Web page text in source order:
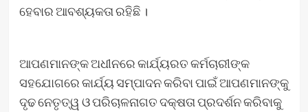
ହେବାର ଆବଶ୍ୟକତା ରହିଛି ।
ଆପଣମାନଙ୍କ ଅଧୀନରେ କାର୍ଯ୍ୟରତ କର୍ମଚାରୀଙ୍କ
ସହଯୋଗରେ କାର୍ଯ୍ୟ ସମ୍ପାଦନ କରିବା ପାଇଁ ଆପଣମାନଙ୍କୁ
ଦୃଢ ନେତୃତ୍ୱ ଓ ପରିଚାଳନାଗତ ଦକ୍ଷତା ପ୍ରଦର୍ଶନ କରିବାକୁ